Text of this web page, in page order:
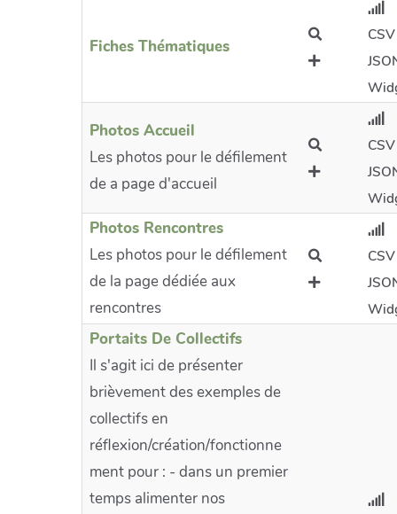
Fiches Thématiques
CSV
Photos Accueil
Les photos pour le défilement
de a page d'accueil
CSV
Photos Rencontres
Les photos pour le défilement
de la page dédiée aux
rencontres
CSV
Portaits De Collectifs
Il s'agit ici de présenter
brièvement des exemples de
collectifs en
réflexion/création/fonctionne
ment pour : - dans un premier
temps alimenter nos